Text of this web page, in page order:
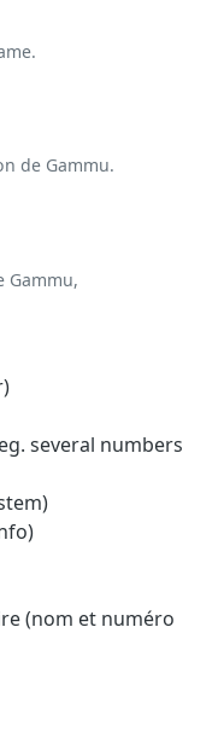
de Gammu.
Gammu,
several numbers
(nom et numéro